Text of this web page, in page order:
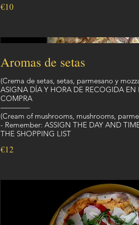
€10
Aromas de setas
(Crema de setas, setas, parmesano y
ASIGNA DÍA Y HORA DE RECOGIDA EN
COMPRA
————
(Cream of mushrooms, mushrooms,
- Remember: ASSIGN THE DAY AND
THE SHOPPING LIST
€12